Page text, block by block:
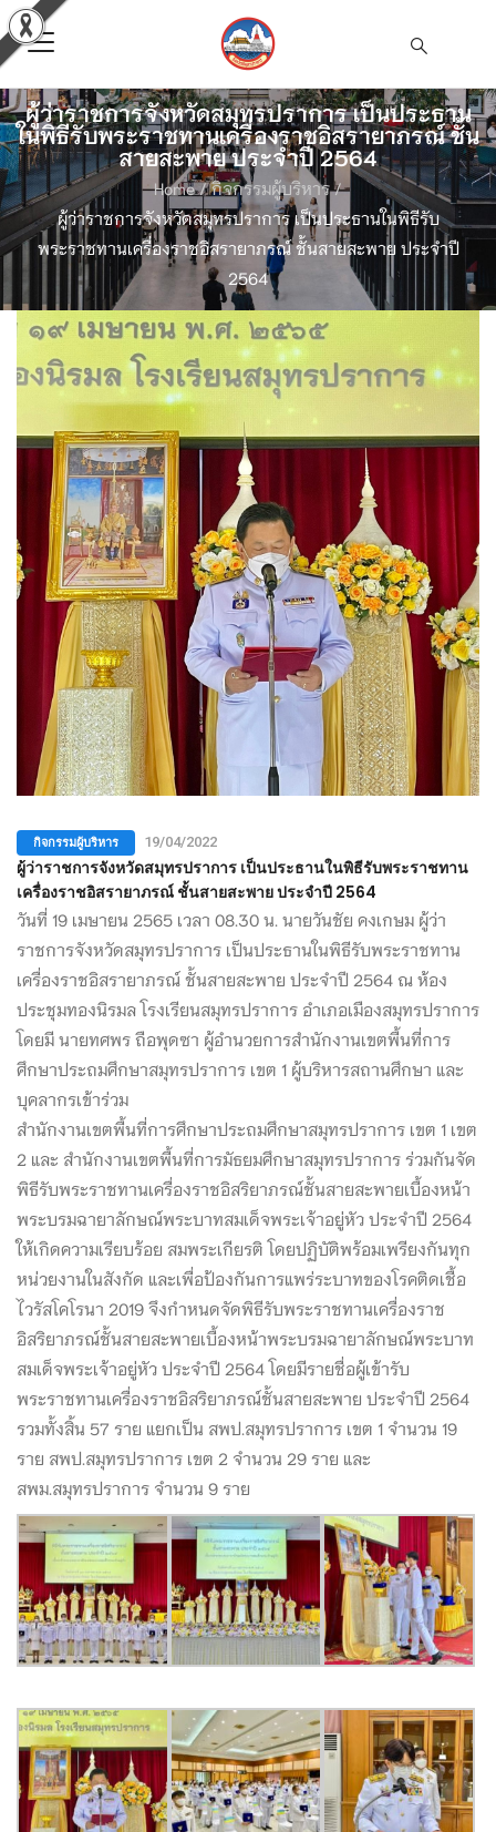
ผู้ว่าราชการจังหวัดสมุทรปราการ เป็นประธาน
ในพิธีรับพระราชทานเครื่องราชอิสรายาภรณ์ ชั้น
สายสะพาย ประจำปี 2564
Home/ กิจกรรมผู้บริหาร/
ผู้ว่าราชการจังหวัดสมุทรปราการ เป็นประธานในพิธีรับ
พระราชทานเครื่องราชอิสรายาภรณ์ ชั้นสายสะพาย ประจำปี
2564
กิจกรรมผู้บริหาร 19/04/2022
ผู้ว่าราชการจังหวัดสมุทรปราการ เป็นประธานในพิธีรับพระราชทาน
เครื่องราชอิสรายาภรณ์ ชั้นสายสะพาย ประจำปี 2564
วันที่ 19 เมษายน 2565 เวลา 08.30 น. นายวันชัย คงเกษม ผู้ว่า
ราชการจังหวัดสมุทรปราการ เป็นประธานในพิธีรับพระราชทาน
เครื่องราชอิสรายาภรณ์ ชั้นสายสะพาย ประจำปี 2564 ณ ห้อง
ประชุมทองนิรมล โรงเรียนสมุทรปราการ อำเภอเมืองสมุทรปราการ
โดยมี นายทศพร ถือพุดซา ผู้อำนวยการสำนักงานเขตพื้นที่การ
ศึกษาประถมศึกษาสมุทรปราการ เขต 1 ผู้บริหารสถานศึกษา และ
บุคลากรเข้าร่วม
สำนักงานเขตพื้นที่การศึกษาประถมศึกษาสมุทรปราการ เขต 1 เขต
2 และ สำนักงานเขตพื้นที่การมัธยมศึกษาสมุทรปราการ ร่วมกันจัด
พิธีรับพระราชทานเครื่องราชอิสริยาภรณ์ชั้นสายสะพายเบื้องหน้า
พระบรมฉายาลักษณ์พระบาทสมเด็จพระเจ้าอยู่หัว ประจำปี 2564
ให้เกิดความเรียบร้อย สมพระเกียรติ โดยปฏิบัติพร้อมเพรียงกันทุก
หน่วยงานในสังกัด และเพื่อป้องกันการแพร่ระบาทของโรคติดเชื้อ
ไวรัสโคโรนา 2019 จึงกำหนดจัดพิธีรับพระราชทานเครื่องราช
อิสริยาภรณ์ชั้นสายสะพายเบื้องหน้าพระบรมฉายาลักษณ์พระบาท
สมเด็จพระเจ้าอยู่หัว ประจำปี 2564 โดยมีรายชื่อผู้เข้ารับ
พระราชทานเครื่องราชอิสริยาภรณ์ชั้นสายสะพาย ประจำปี 2564
รวมทั้งสิ้น 57 ราย แยกเป็น สพป.สมุทรปราการ เขต 1 จำนวน 19
ราย สพป.สมุทรปราการ เขต 2 จำนวน 29 ราย และ
สพม.สมุทรปราการ จำนวน 9 ราย